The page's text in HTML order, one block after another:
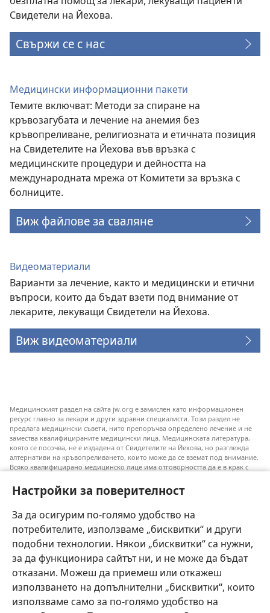
Настройки за поверителност
За да осигурим по-голямо удобство на
потребителите, използваме „бисквитки“ и други
подобни технологии. Някои „бисквитки“ са нужни,
за да функционира сайтът ни, и не може да бъдат
отказани. Можеш да приемеш или откажеш
използването на допълнителни „бисквитки“, които
използваме само за по-голямо удобство на
Свидетели на Йехова.
Свържи се с нас
Медицински информационни пакети
Темите включват: Методи за спиране на
кръвозагубата и лечение на анемия без
кръвопреливане, религиозната и етичната позиция
на Свидетелите на Йехова във връзка с
медицинските процедури и дейността на
международната мрежа от Комитети за връзка с
болниците.
Виж файлове за сваляне
Видеоматериали
Варианти за лечение, както и медицински и етични
въпроси, които да бъдат взети под внимание от
лекарите, лекуващи Свидетели на Йехова.
Виж видеоматериали
Медицинският раздел на сайта jw.org е замислен като информационен
ресурс главно за лекари и други здравни специалисти. Този раздел не
предлага медицински съвети, нито препоръчва определено лечение и не
замества квалифицираните медицински лица. Медицинската литература,
която се посочва, не е издадена от Свидетелите на Йехова, но разглежда
алтернативи на кръвопреливането, които може да се вземат под внимание.
Всяко квалифицирано медицинско лице има отговорността да е в крак с
помага на пациентите си да направят избор съобразно техните
заболявания, желания, ценности и вярвания. Не всички посочени практики
Към пациентите: Винаги се допитвайте до своя лекар или до друго
квалифицирано медицинско лице във връзка със заболяване или избор на
лечение. Говори с лекар, ако смяташ, че си болен.
Използването на този уебсайт е обвързано сусловията му за ползване.